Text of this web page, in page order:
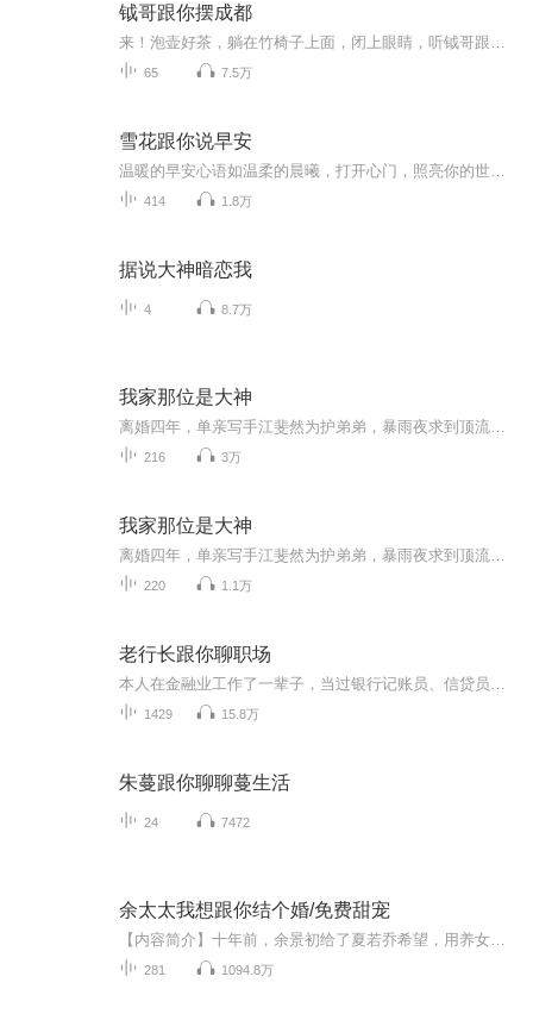
钺哥跟你摆成都
65 7.5万
雪花跟你说早安
414 1.8万
据说大神暗恋我
4 8.7万
我家那位是大神
216 3万
我家那位是大神
220 1.1万
老行长跟你聊职场
1429 15.8万
朱蔓跟你聊聊蔓生活
24 7472
余太太我想跟你结个婚/免费甜宠
281 1094.8万